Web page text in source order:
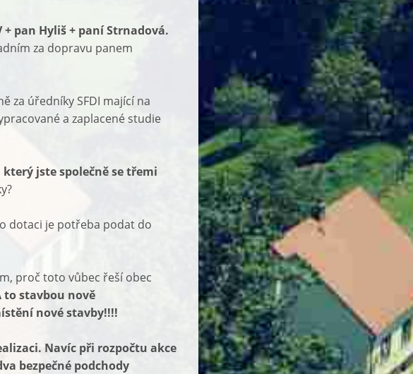
+ pan Hyliš + paní Strnadová.
za dopravu panem
za úředníky SFDI mající na
a zaplacené studie
který jste společně se třemi
dotaci je potřeba podat do
proč toto vůbec řeší obec
to stavbou nově
nové stavby!!!!
Navíc při rozpočtu akce
bezpečné podchody